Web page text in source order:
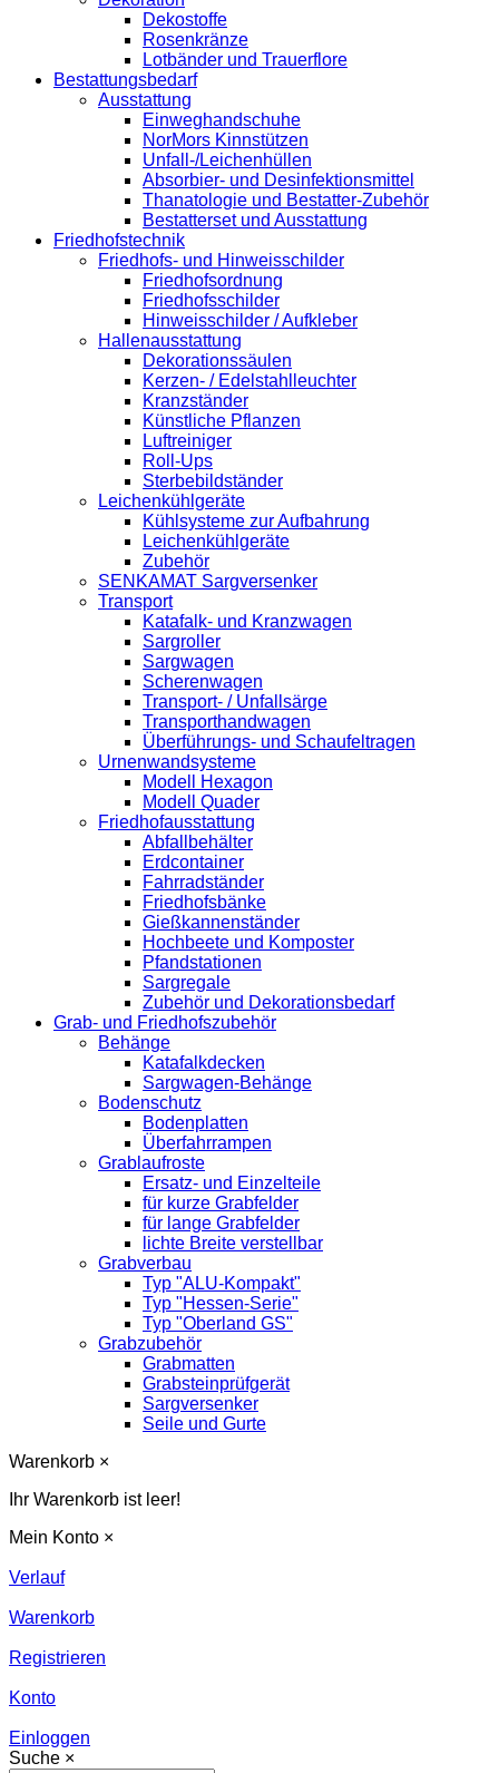
Dekostoffe
Rosenkränze
Lotbänder und Trauerflore
Bestattungsbedarf
Ausstattung
Einweghandschuhe
NorMors Kinnstützen
Unfall-/Leichenhüllen
Absorbier- und Desinfektionsmittel
Thanatologie und Bestatter-Zubehör
Bestatterset und Ausstattung
Friedhofstechnik
Friedhofs- und Hinweisschilder
Friedhofsordnung
Friedhofsschilder
Hinweisschilder / Aufkleber
Hallenausstattung
Dekorationssäulen
Kerzen- / Edelstahlleuchter
Kranzständer
Künstliche Pflanzen
Luftreiniger
Roll-Ups
Sterbebildständer
Leichenkühlgeräte
Kühlsysteme zur Aufbahrung
Leichenkühlgeräte
Zubehör
SENKAMAT Sargversenker
Transport
Katafalk- und Kranzwagen
Sargroller
Sargwagen
Scherenwagen
Transport- / Unfallsärge
Transporthandwagen
Überführungs- und Schaufeltragen
Urnenwandsysteme
Modell Hexagon
Modell Quader
Friedhofausstattung
Abfallbehälter
Erdcontainer
Fahrradständer
Friedhofsbänke
Gießkannenständer
Hochbeete und Komposter
Pfandstationen
Sargregale
Zubehör und Dekorationsbedarf
Grab- und Friedhofszubehör
Behänge
Katafalkdecken
Sargwagen-Behänge
Bodenschutz
Bodenplatten
Überfahrrampen
Grablaufroste
Ersatz- und Einzelteile
für kurze Grabfelder
für lange Grabfelder
lichte Breite verstellbar
Grabverbau
Typ "ALU-Kompakt"
Typ "Hessen-Serie"
Typ "Oberland GS"
Grabzubehör
Grabmatten
Grabsteinprüfgerät
Sargversenker
Seile und Gurte
Warenkorb ×
Ihr Warenkorb ist leer!
Mein Konto ×
Verlauf
Warenkorb
Registrieren
Konto
Einloggen
Suche ×